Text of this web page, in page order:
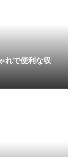
れで便利な収